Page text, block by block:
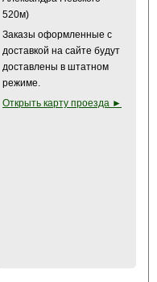
520м)
Заказы оформленные с
доставкой на сайте будут
доставлены в штатном
режиме.
Открыть карту проезда ►